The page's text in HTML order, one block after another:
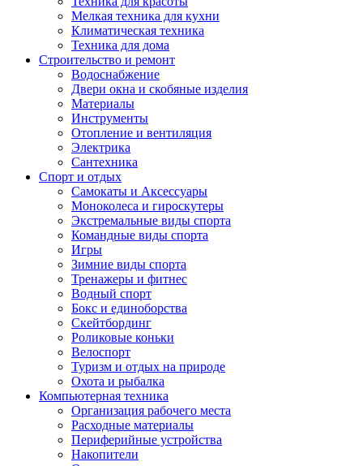
Мелкая техника для кухни
Климатическая техника
Техника для дома
Строительство и ремонт
Водоснабжение
Двери окна и скобяные изделия
Материалы
Инструменты
Отопление и вентиляция
Электрика
Сантехника
Спорт и отдых
Самокаты и Аксессуары
Моноколеса и гироскутеры
Экстремальные виды спорта
Командные виды спорта
Игры
Зимние виды спорта
Тренажеры и фитнес
Водный спорт
Бокс и единоборства
Скейтбординг
Роликовые коньки
Велоспорт
Туризм и отдых на природе
Охота и рыбалка
Компьютерная техника
Организация рабочего места
Расходные материалы
Периферийные устройства
Накопители